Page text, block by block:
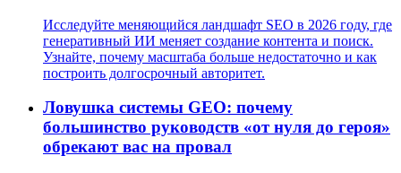
Исследуйте меняющийся ландшафт SEO в 2026 году, где
генеративный ИИ меняет создание контента и поиск.
Узнайте, почему масштаба больше недостаточно и как
построить долгосрочный авторитет.
Ловушка системы GEO: почему
большинство руководств «от нуля до героя»
обрекают вас на провал